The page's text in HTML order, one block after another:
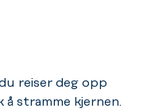
reiser deg opp
stramme kjernen.